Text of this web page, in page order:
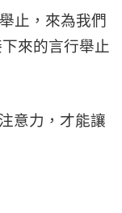
止，來為我們
來的言行舉止
意力，才能讓